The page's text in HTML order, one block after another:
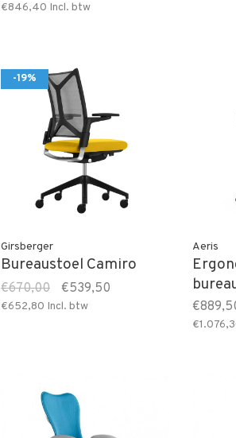
€846,40 Incl. btw
-19%
Girsberger
Bureaustoel Camiro
€670,00 €539,50
€652,80 Incl. btw
Aeris